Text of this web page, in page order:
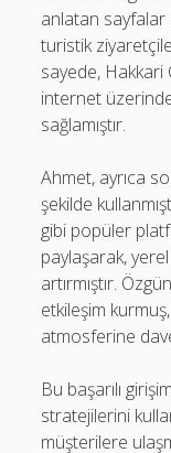
anlatan
turistik
sayede, Hakkari
internet
sağlamıştır.
Ahmet, ayrıca
şekilde
gibi popüler
paylaşarak,
artırmıştır.
etkileşim
atmosferine
Bu başarılı
stratejilerini
müşterilere